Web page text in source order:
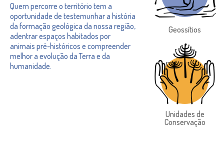
Quem percorre o território tem a
oportunidade de testemunhar a história
da formação geológica da nossa região,
adentrar espaços habitados por
animais pré-históricos e compreender
melhor a evolução da Terra e da
humanidade.
Geossítios
Unidades de
Conservação